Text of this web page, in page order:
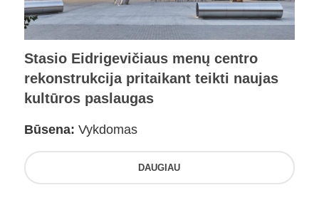
Stasio Eidrigevičiaus menų centro
rekonstrukcija pritaikant teikti naujas
kultūros paslaugas
Būsena: Vykdomas
DAUGIAU